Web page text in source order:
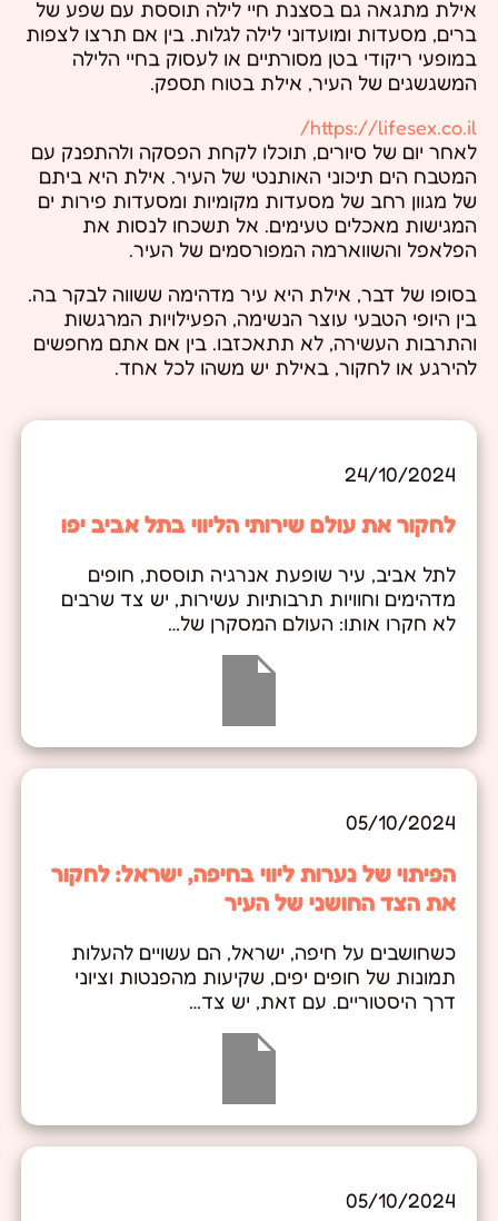
אילת מתגאה גם בסצנת חיי לילה תוססת עם שפע של
ברים, מסעדות ומועדוני לילה לגלות. בין אם תרצו לצפות
במופעי ריקודי בטן מסורתיים או לעסוק בחיי הלילה
המשגשגים של העיר, אילת בטוח תספק.
https://lifesex.co.il/
לאחר יום של סיורים, תוכלו לקחת הפסקה ולהתפנק עם
המטבח הים תיכוני האותנטי של העיר. אילת היא ביתם
של מגוון רחב של מסעדות מקומיות ומסעדות פירות ים
המגישות מאכלים טעימים. אל תשכחו לנסות את
הפלאפל והשווארמה המפורסמים של העיר.
בסופו של דבר, אילת היא עיר מדהימה ששווה לבקר בה.
בין היופי הטבעי עוצר הנשימה, הפעילויות המרגשות
והתרבות העשירה, לא תתאכזבו. בין אם אתם מחפשים
להירגע או לחקור, באילת יש משהו לכל אחד.
24/10/2024
לחקור את עולם שירותי הליווי בתל אביב יפו
לתל אביב, עיר שופעת אנרגיה תוססת, חופים
מדהימים וחוויות תרבותיות עשירות, יש צד שרבים
לא חקרו אותו: העולם המסקרן של…
05/10/2024
הפיתוי של נערות ליווי בחיפה, ישראל: לחקור
את הצד החושני של העיר
כשחושבים על חיפה, ישראל, הם עשויים להעלות
תמונות של חופים יפים, שקיעות מהפנטות וציוני
דרך היסטוריים. עם זאת, יש צד…
05/10/2024